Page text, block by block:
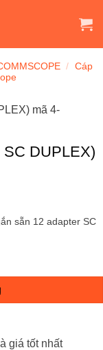
/ Cáp
SC DUPLEX)
sẵn 12 adapter SC
mã 4-1206138-4 số
giá tốt nhất